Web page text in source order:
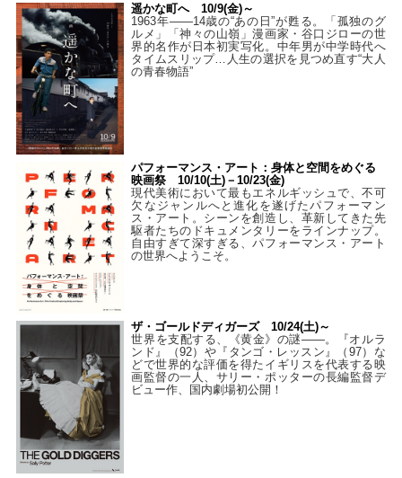
遥かな町へ 10/9(金)～
1963年――14歳の“あの日”が甦る。「孤独のグ
ルメ」「神々の山嶺」漫画家・谷口ジローの世
界的名作が日本初実写化。中年男が中学時代へ
タイムスリップ…人生の選択を見つめ直す“大人
の青春物語”
パフォーマンス・アート：身体と空間をめぐる
映画祭 10/10(土)－10/23(金)
現代美術において最もエネルギッシュで、不可
欠なジャンルへと進化を遂げたパフォーマン
ス・アート。シーンを創造し、革新してきた先
駆者たちのドキュメンタリーをラインナップ。
自由すぎて深すぎる、パフォーマンス・アート
の世界へようこそ。
ザ・ゴールドディガーズ 10/24(土)～
世界を支配する、《黄金》の謎――。『オルラ
ンド』（92）や『タンゴ・レッスン』（97）な
どで世界的な評価を得たイギリスを代表する映
画監督の一人、サリー・ポッターの長編監督デ
ビュー作、国内劇場初公開！